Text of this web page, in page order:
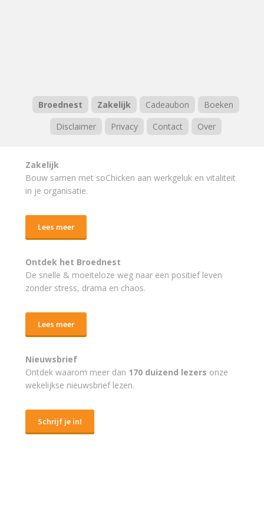
Broednest Zakelijk Cadeaubon
Boeken
Disclaimer
Privacy Contact Over
Zakelijk
Bouw samen met soChicken aan werkgeluk en vitaliteit
in je organisatie.
Lees meer
Ontdek het Broednest
De snelle & moeiteloze weg naar een positief leven
zonder stress, drama en chaos.
Lees meer
Nieuwsbrief
Ontdek waarom meer dan 170 duizend lezers onze
wekelijkse nieuwsbrief lezen.
Schrijf je in!